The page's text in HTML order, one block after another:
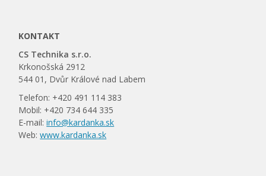
KONTAKT
CS Technika s.r.o.
Krkonošská 2912
544 01, Dvůr Králové nad Labem
Telefon: +420 491 114 383
Mobil: +420 734 644 335
E-mail:info@kardanka.sk
Web:www.kardanka.sk